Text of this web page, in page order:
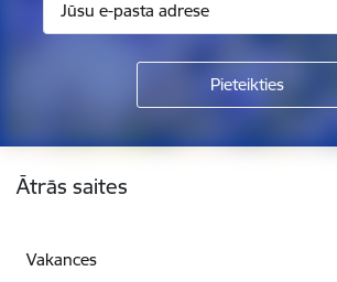
Kājene
Ātrās saites
Vakances